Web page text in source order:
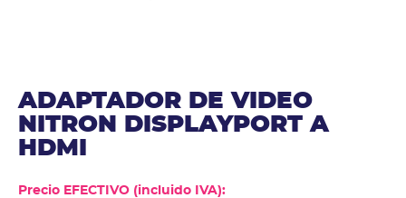
ADAPTADOR DE VIDEO
NITRON DISPLAYPORT A
HDMI
Precio EFECTIVO (incluido IVA):